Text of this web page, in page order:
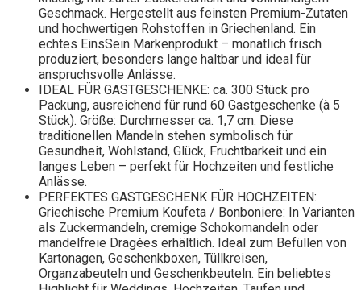
Geschmack. Hergestellt aus feinsten Premium-Zutaten
und hochwertigen Rohstoffen in Griechenland. Ein
echtes EinsSein Markenprodukt – monatlich frisch
produziert, besonders lange haltbar und ideal für
anspruchsvolle Anlässe.
IDEAL FÜR GASTGESCHENKE: ca. 300 Stück pro
Packung, ausreichend für rund 60 Gastgeschenke (à 5
Stück). Größe: Durchmesser ca. 1,7 cm. Diese
traditionellen Mandeln stehen symbolisch für
Gesundheit, Wohlstand, Glück, Fruchtbarkeit und ein
langes Leben – perfekt für Hochzeiten und festliche
Anlässe.
PERFEKTES GASTGESCHENK FÜR HOCHZEITEN:
Griechische Premium Koufeta / Bonboniere: In Varianten
als Zuckermandeln, cremige Schokomandeln oder
mandelfreie Dragées erhältlich. Ideal zum Befüllen von
Kartonagen, Geschenkboxen, Tüllkreisen,
Organzabeuteln und Geschenkbeuteln. Ein beliebtes